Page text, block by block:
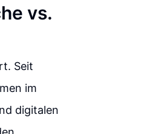
vs.
Seit
im
digitalen